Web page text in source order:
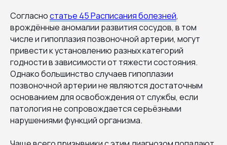
Согласностатье 45 Расписания болезней,
врождённые аномалии развития сосудов, в том
числе и гипоплазия позвоночной артерии, могут
привести к установлению разных категорий
годности в зависимости от тяжести состояния.
Однако большинство случаев гипоплазии
позвоночной артерии не являются достаточным
основанием для освобождения от службы, если
патология не сопровождается серьёзными
нарушениями функций организма.